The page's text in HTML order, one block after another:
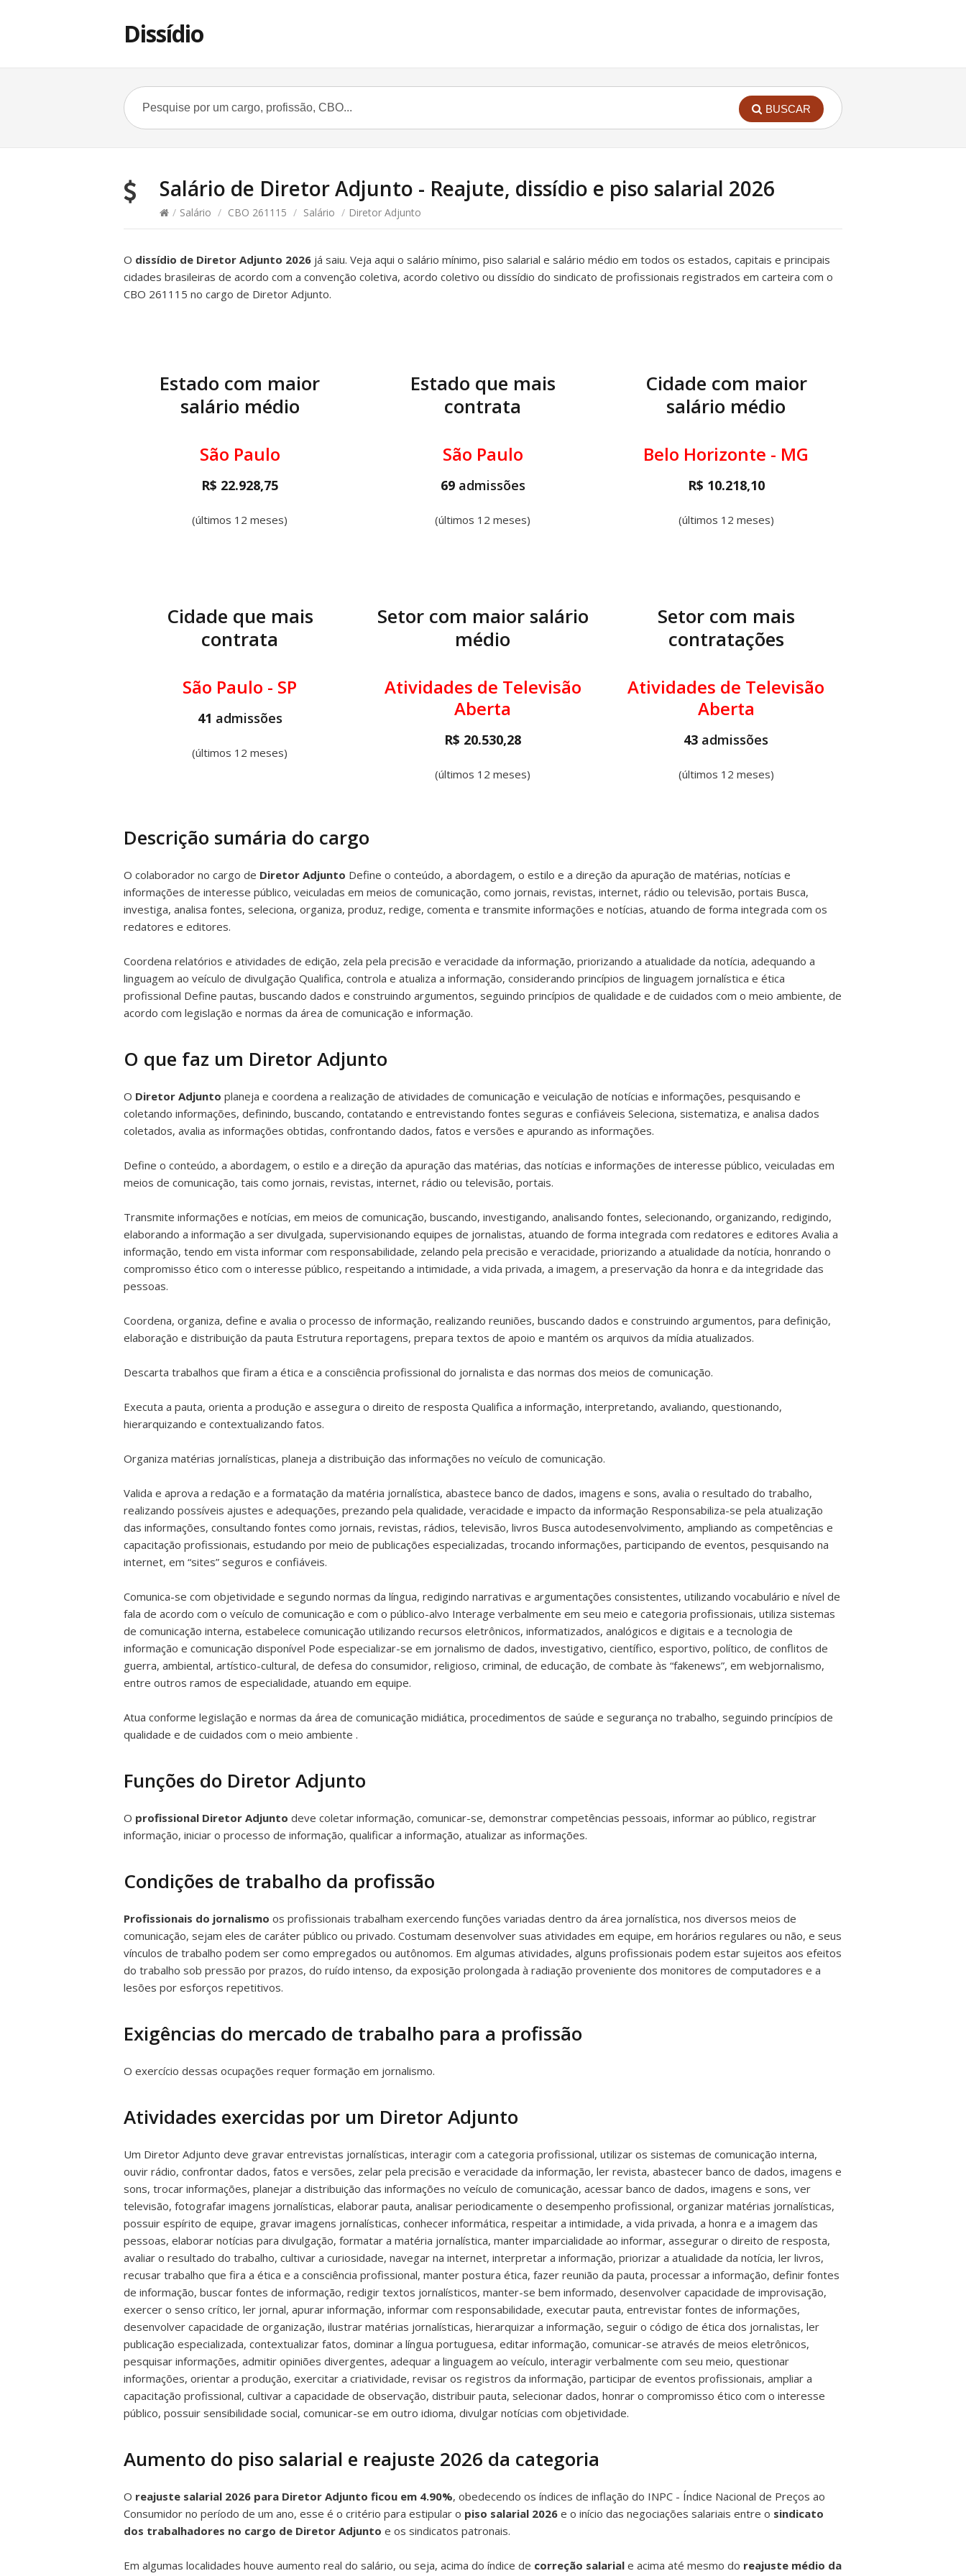
Dissídio
BUSCAR
Salário de Diretor Adjunto - Reajute, dissídio e piso salarial 2026
/ Salário / CBO 261115 / Salário / Diretor Adjunto
O dissídio de Diretor Adjunto 2026 já saiu. Veja aqui o salário mínimo, piso salarial e salário médio em todos os estados, capitais e principais
cidades brasileiras de acordo com a convenção coletiva, acordo coletivo ou dissídio do sindicato de profissionais registrados em carteira com o
CBO 261115 no cargo de Diretor Adjunto.
Estado com maior
salário médio
São Paulo
R$ 22.928,75
(últimos 12 meses)
Estado que mais
contrata
São Paulo
69 admissões
(últimos 12 meses)
Cidade com maior
salário médio
Belo Horizonte - MG
R$ 10.218,10
(últimos 12 meses)
Cidade que mais
contrata
São Paulo - SP
41 admissões
(últimos 12 meses)
Setor com maior salário
médio
Atividades de Televisão
Aberta
R$ 20.530,28
(últimos 12 meses)
Setor com mais
contratações
Atividades de Televisão
Aberta
43 admissões
(últimos 12 meses)
Descrição sumária do cargo
O colaborador no cargo de Diretor Adjunto Define o conteúdo, a abordagem, o estilo e a direção da apuração de matérias, notícias e
informações de interesse público, veiculadas em meios de comunicação, como jornais, revistas, internet, rádio ou televisão, portais Busca,
investiga, analisa fontes, seleciona, organiza, produz, redige, comenta e transmite informações e notícias, atuando de forma integrada com os
redatores e editores.
Coordena relatórios e atividades de edição, zela pela precisão e veracidade da informação, priorizando a atualidade da notícia, adequando a
linguagem ao veículo de divulgação Qualifica, controla e atualiza a informação, considerando princípios de linguagem jornalística e ética
profissional Define pautas, buscando dados e construindo argumentos, seguindo princípios de qualidade e de cuidados com o meio ambiente, de
acordo com legislação e normas da área de comunicação e informação.
O que faz um Diretor Adjunto
O Diretor Adjunto planeja e coordena a realização de atividades de comunicação e veiculação de notícias e informações, pesquisando e
coletando informações, definindo, buscando, contatando e entrevistando fontes seguras e confiáveis Seleciona, sistematiza, e analisa dados
coletados, avalia as informações obtidas, confrontando dados, fatos e versões e apurando as informações.
Define o conteúdo, a abordagem, o estilo e a direção da apuração das matérias, das notícias e informações de interesse público, veiculadas em
meios de comunicação, tais como jornais, revistas, internet, rádio ou televisão, portais.
Transmite informações e notícias, em meios de comunicação, buscando, investigando, analisando fontes, selecionando, organizando, redigindo,
elaborando a informação a ser divulgada, supervisionando equipes de jornalistas, atuando de forma integrada com redatores e editores Avalia a
informação, tendo em vista informar com responsabilidade, zelando pela precisão e veracidade, priorizando a atualidade da notícia, honrando o
compromisso ético com o interesse público, respeitando a intimidade, a vida privada, a imagem, a preservação da honra e da integridade das
pessoas.
Coordena, organiza, define e avalia o processo de informação, realizando reuniões, buscando dados e construindo argumentos, para definição,
elaboração e distribuição da pauta Estrutura reportagens, prepara textos de apoio e mantém os arquivos da mídia atualizados.
Descarta trabalhos que firam a ética e a consciência profissional do jornalista e das normas dos meios de comunicação.
Executa a pauta, orienta a produção e assegura o direito de resposta Qualifica a informação, interpretando, avaliando, questionando,
hierarquizando e contextualizando fatos.
Organiza matérias jornalísticas, planeja a distribuição das informações no veículo de comunicação.
Valida e aprova a redação e a formatação da matéria jornalística, abastece banco de dados, imagens e sons, avalia o resultado do trabalho,
realizando possíveis ajustes e adequações, prezando pela qualidade, veracidade e impacto da informação Responsabiliza-se pela atualização
das informações, consultando fontes como jornais, revistas, rádios, televisão, livros Busca autodesenvolvimento, ampliando as competências e
capacitação profissionais, estudando por meio de publicações especializadas, trocando informações, participando de eventos, pesquisando na
internet, em “sites” seguros e confiáveis.
Comunica-se com objetividade e segundo normas da língua, redigindo narrativas e argumentações consistentes, utilizando vocabulário e nível de
fala de acordo com o veículo de comunicação e com o público-alvo Interage verbalmente em seu meio e categoria profissionais, utiliza sistemas
de comunicação interna, estabelece comunicação utilizando recursos eletrônicos, informatizados, analógicos e digitais e a tecnologia de
informação e comunicação disponível Pode especializar-se em jornalismo de dados, investigativo, científico, esportivo, político, de conflitos de
guerra, ambiental, artístico-cultural, de defesa do consumidor, religioso, criminal, de educação, de combate às “fakenews”, em webjornalismo,
entre outros ramos de especialidade, atuando em equipe.
Atua conforme legislação e normas da área de comunicação midiática, procedimentos de saúde e segurança no trabalho, seguindo princípios de
qualidade e de cuidados com o meio ambiente .
Funções do Diretor Adjunto
O profissional Diretor Adjunto deve coletar informação, comunicar-se, demonstrar competências pessoais, informar ao público, registrar
informação, iniciar o processo de informação, qualificar a informação, atualizar as informações.
Condições de trabalho da profissão
Profissionais do jornalismo os profissionais trabalham exercendo funções variadas dentro da área jornalística, nos diversos meios de
comunicação, sejam eles de caráter público ou privado. Costumam desenvolver suas atividades em equipe, em horários regulares ou não, e seus
vínculos de trabalho podem ser como empregados ou autônomos. Em algumas atividades, alguns profissionais podem estar sujeitos aos efeitos
do trabalho sob pressão por prazos, do ruído intenso, da exposição prolongada à radiação proveniente dos monitores de computadores e a
lesões por esforços repetitivos.
Exigências do mercado de trabalho para a profissão
O exercício dessas ocupações requer formação em jornalismo.
Atividades exercidas por um Diretor Adjunto
Um Diretor Adjunto deve gravar entrevistas jornalísticas, interagir com a categoria profissional, utilizar os sistemas de comunicação interna,
ouvir rádio, confrontar dados, fatos e versões, zelar pela precisão e veracidade da informação, ler revista, abastecer banco de dados, imagens e
sons, trocar informações, planejar a distribuição das informações no veículo de comunicação, acessar banco de dados, imagens e sons, ver
televisão, fotografar imagens jornalísticas, elaborar pauta, analisar periodicamente o desempenho profissional, organizar matérias jornalísticas,
possuir espírito de equipe, gravar imagens jornalísticas, conhecer informática, respeitar a intimidade, a vida privada, a honra e a imagem das
pessoas, elaborar notícias para divulgação, formatar a matéria jornalística, manter imparcialidade ao informar, assegurar o direito de resposta,
avaliar o resultado do trabalho, cultivar a curiosidade, navegar na internet, interpretar a informação, priorizar a atualidade da notícia, ler livros,
recusar trabalho que fira a ética e a consciência profissional, manter postura ética, fazer reunião da pauta, processar a informação, definir fontes
de informação, buscar fontes de informação, redigir textos jornalísticos, manter-se bem informado, desenvolver capacidade de improvisação,
exercer o senso crítico, ler jornal, apurar informação, informar com responsabilidade, executar pauta, entrevistar fontes de informações,
desenvolver capacidade de organização, ilustrar matérias jornalísticas, hierarquizar a informação, seguir o código de ética dos jornalistas, ler
publicação especializada, contextualizar fatos, dominar a língua portuguesa, editar informação, comunicar-se através de meios eletrônicos,
pesquisar informações, admitir opiniões divergentes, adequar a linguagem ao veículo, interagir verbalmente com seu meio, questionar
informações, orientar a produção, exercitar a criatividade, revisar os registros da informação, participar de eventos profissionais, ampliar a
capacitação profissional, cultivar a capacidade de observação, distribuir pauta, selecionar dados, honrar o compromisso ético com o interesse
público, possuir sensibilidade social, comunicar-se em outro idioma, divulgar notícias com objetividade.
Aumento do piso salarial e reajuste 2026 da categoria
O reajuste salarial 2026 para Diretor Adjunto ficou em 4.90%, obedecendo os índices de inflação do INPC - Índice Nacional de Preços ao
Consumidor no período de um ano, esse é o critério para estipular o piso salarial 2026 e o início das negociações salariais entre o sindicato
dos trabalhadores no cargo de Diretor Adjunto e os sindicatos patronais.
Em algumas localidades houve aumento real do salário, ou seja, acima do índice de correção salarial e acima até mesmo do reajuste médio da